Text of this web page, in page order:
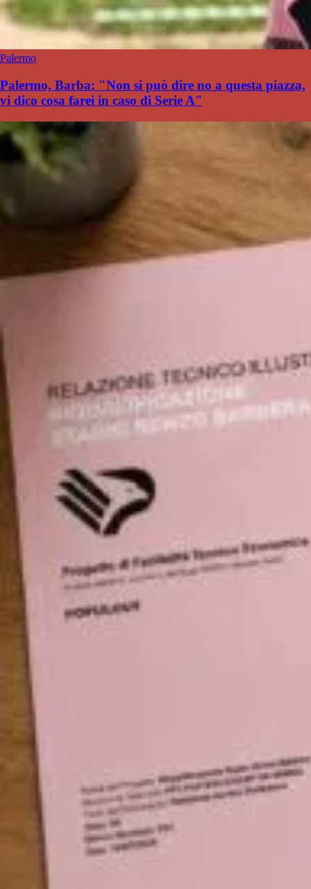
Palermo
Palermo, Barba: "Non si può dire no a questa piazza,
vi dico cosa farei in caso di Serie A"